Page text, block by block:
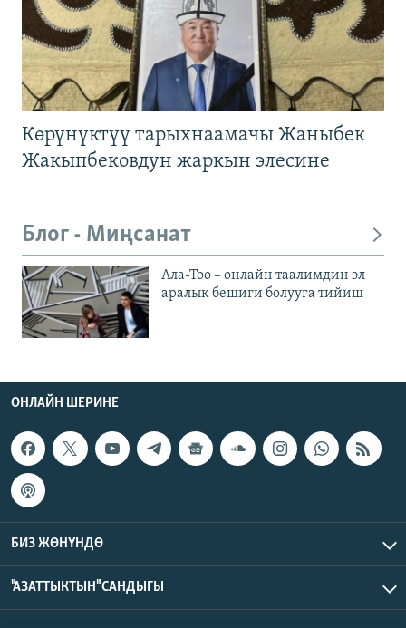
Көрүнүктүү тарыхнаамачы Жаныбек
Жакыпбековдун жаркын элесине
Блог - Миңсанат
Ала-Тоо – онлайн таалимдин эл
аралык бешиги болууга тийиш
ОНЛАЙН ШЕРИНЕ
БИЗ ЖӨНҮНДӨ
"АЗАТТЫКТЫН" САНДЫГЫ